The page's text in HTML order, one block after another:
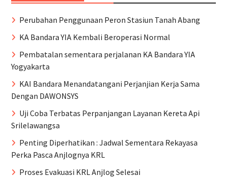
Perubahan Penggunaan Peron Stasiun Tanah Abang
KA Bandara YIA Kembali Beroperasi Normal
Pembatalan sementara perjalanan KA Bandara YIA
Yogyakarta
KAI Bandara Menandatangani Perjanjian Kerja Sama
Dengan DAWONSYS
Uji Coba Terbatas Perpanjangan Layanan Kereta Api
Srilelawangsa
Penting Diperhatikan : Jadwal Sementara Rekayasa
Perka Pasca Anjlognya KRL
Proses Evakuasi KRL Anjlog Selesai